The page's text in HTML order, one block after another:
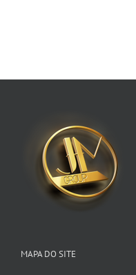
MAPA DO SITE